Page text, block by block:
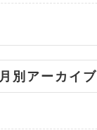
月別アーカイブ